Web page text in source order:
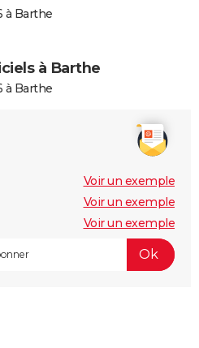
à Barthe
à Barthe
à Barthe
Voir un exemple
Voir un exemple
Voir un exemple